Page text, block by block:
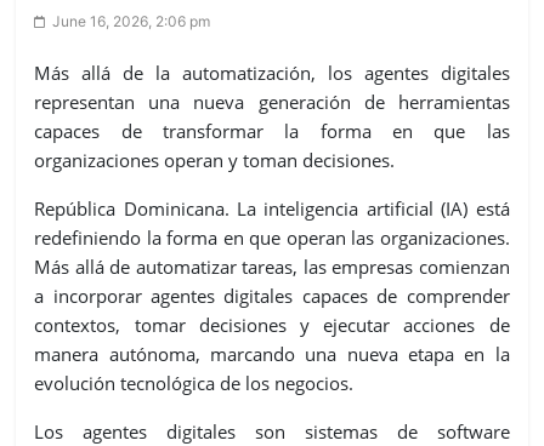
June 16, 2026, 2:06 pm
Más allá de la automatización, los agentes digitales
representan una nueva generación de herramientas
capaces de transformar la forma en que las
organizaciones operan y toman decisiones.
República Dominicana. La inteligencia artificial (IA) está
redefiniendo la forma en que operan las organizaciones.
Más allá de automatizar tareas, las empresas comienzan
a incorporar agentes digitales capaces de comprender
contextos, tomar decisiones y ejecutar acciones de
manera autónoma, marcando una nueva etapa en la
evolución tecnológica de los negocios.
Los agentes digitales son sistemas de software